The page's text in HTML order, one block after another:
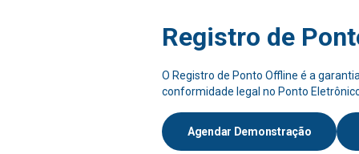
Registro de
O Registro de Ponto Offline é a
conformidade legal no Ponto
Agendar Demonstração